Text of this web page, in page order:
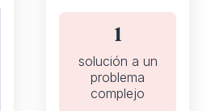
1
solución a un
problema
complejo